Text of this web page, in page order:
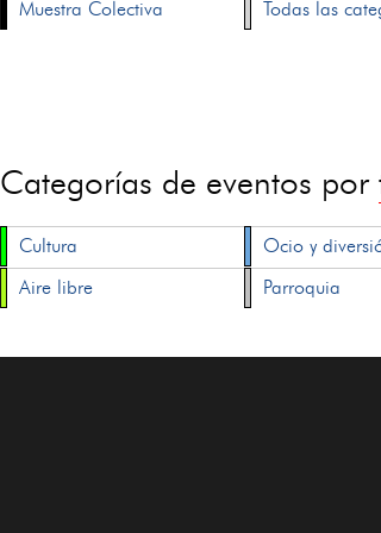
Muestra Colectiva
Todas las
Categorías de eventos por
Cultura Ocio y
Aire libre
Parroquia